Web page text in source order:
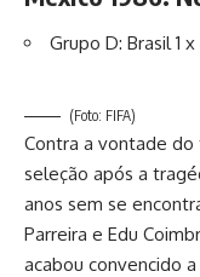
Grupo D: Brasil 1
(Foto: FIFA)
Contra a vontade
seleção após a
anos sem se
Parreira e Edu
acabou convencido